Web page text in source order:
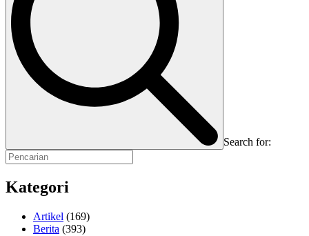
Search for:
Kategori
Artikel (169)
Berita (393)